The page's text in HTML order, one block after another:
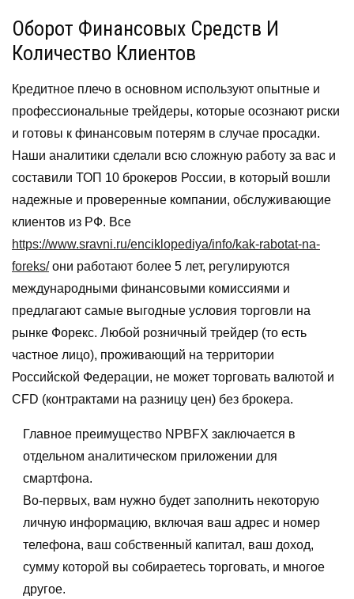
Оборот Финансовых Средств И
Количество Клиентов
Кредитное плечо в основном используют опытные и
профессиональные трейдеры, которые осознают риски
и готовы к финансовым потерям в случае просадки.
Наши аналитики сделали всю сложную работу за вас и
составили ТОП 10 брокеров России, в который вошли
надежные и проверенные компании, обслуживающие
клиентов из РФ. Все
https://www.sravni.ru/enciklopediya/info/kak-rabotat-na-
foreks/они работают более 5 лет, регулируются
международными финансовыми комиссиями и
предлагают самые выгодные условия торговли на
рынке Форекс. Любой розничный трейдер (то есть
частное лицо), проживающий на территории
Российской Федерации, не может торговать валютой и
CFD (контрактами на разницу цен) без брокера.
Главное преимущество NPBFX заключается в
отдельном аналитическом приложении для
смартфона.
Во-первых, вам нужно будет заполнить некоторую
личную информацию, включая ваш адрес и номер
телефона, ваш собственный капитал, ваш доход,
сумму которой вы собираетесь торговать, и многое
другое.